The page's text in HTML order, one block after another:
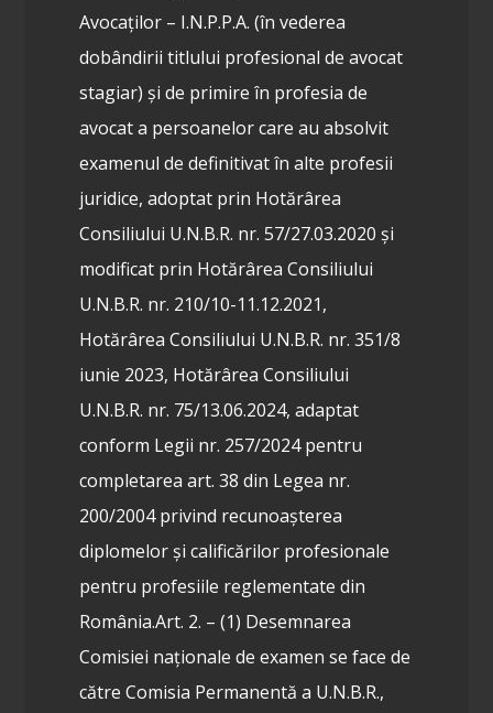
Avocaților – I.N.P.P.A. (în vederea
dobândirii titlului profesional de avocat
stagiar) și de primire în profesia de
avocat a persoanelor care au absolvit
examenul de definitivat în alte profesii
juridice, adoptat prin Hotărârea
Consiliului U.N.B.R. nr. 57/27.03.2020 și
modificat prin Hotărârea Consiliului
U.N.B.R. nr. 210/10-11.12.2021,
Hotărârea Consiliului U.N.B.R. nr. 351/8
iunie 2023, Hotărârea Consiliului
U.N.B.R. nr. 75/13.06.2024, adaptat
conform Legii nr. 257/2024 pentru
completarea art. 38 din Legea nr.
200/2004 privind recunoașterea
diplomelor și calificărilor profesionale
pentru profesiile reglementate din
România.Art. 2. – (1) Desemnarea
Comisiei naționale de examen se face de
către Comisia Permanentă a U.N.B.R.,